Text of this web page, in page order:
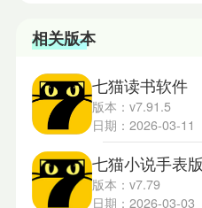
相关版本
七猫读书软件
版本：v7.91.5
日期：2026-03-11
七猫小说手表版
版本：v7.79
日期：2026-03-03